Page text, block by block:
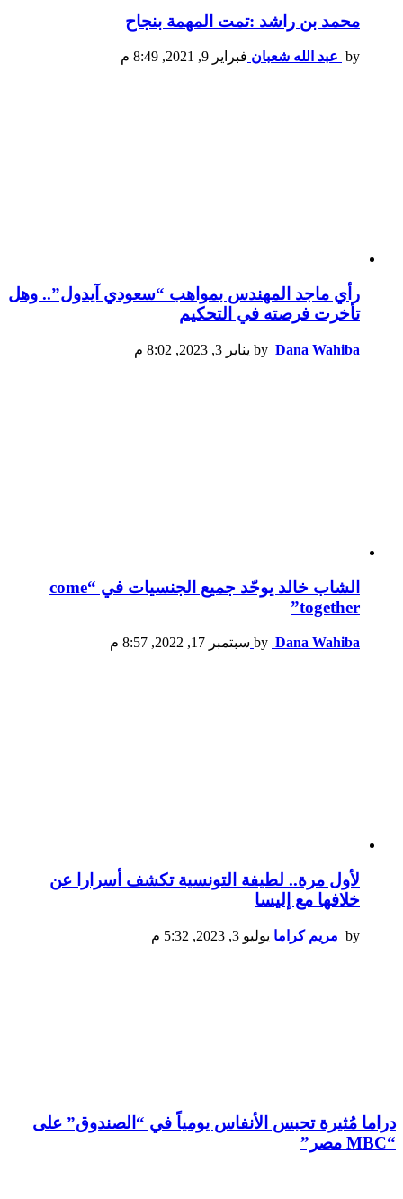
محمد بن راشد :تمت المهمة بنجاح
by عبد الله شعبان فبراير 9, 2021, 8:49 م
رأي ماجد المهندس بمواهب “سعودي آيدول”.. وهل
تأخرت فرصته في التحكيم
by Dana Wahiba يناير 3, 2023, 8:02 م
الشاب خالد يوحّد جميع الجنسيات في “come
together”
by Dana Wahiba سبتمبر 17, 2022, 8:57 م
لأول مرة.. لطيفة التونسية تكشف أسرارا عن
خلافها مع إليسا
by مريم كراما يوليو 3, 2023, 5:32 م
دراما مُثيرة تحبس الأنفاس يومياً في “الصندوق” على
“MBC مصر”